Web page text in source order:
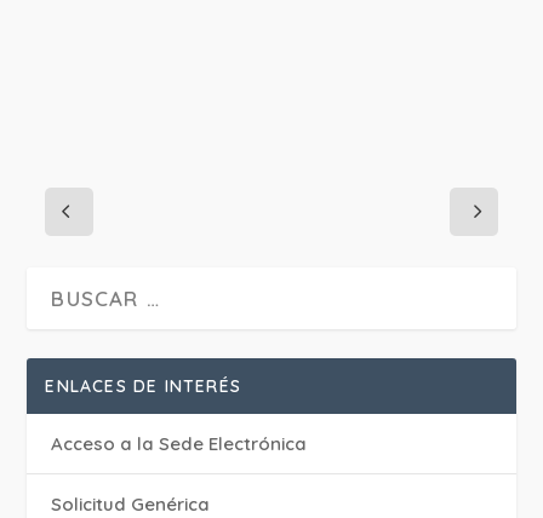
ENLACES DE INTERÉS
Acceso a la Sede Electrónica
Solicitud Genérica